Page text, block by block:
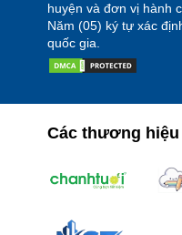
huyện và đơn vị hành
Năm (05) ký tự xác
quốc gia.
Các thương